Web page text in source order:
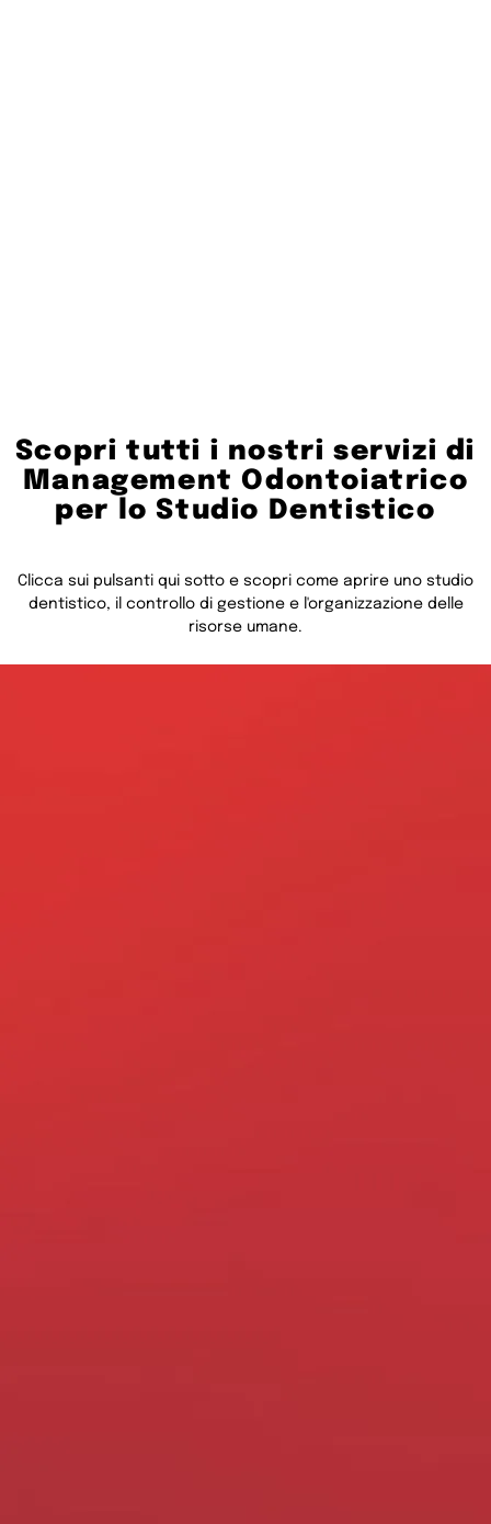
Scopri tutti i nostri servizi di
Management Odontoiatrico
per lo Studio Dentistico
Clicca sui pulsanti qui sotto e scopri come aprire uno studio
dentistico, il controllo di gestione e l'organizzazione delle
risorse umane.